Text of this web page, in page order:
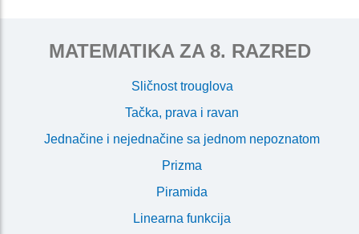
MATEMATIKA ZA 8. RAZRED
Sličnost trouglova
Tačka, prava i ravan
Jednačine i nejednačine sa jednom nepoznatom
Prizma
Piramida
Linearna funkcija